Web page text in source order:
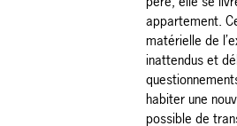
appartement.
matérielle de
inattendus et
habiter une
possible de